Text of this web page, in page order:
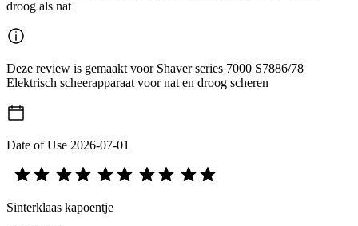
droog als nat
Deze review is gemaakt voor Shaver series 7000 S7886/78
Elektrisch scheerapparaat voor nat en droog scheren
Date of Use 2026-07-01
Sinterklaas kapoentje